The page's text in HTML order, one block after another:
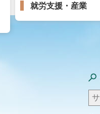
就労支援・産業